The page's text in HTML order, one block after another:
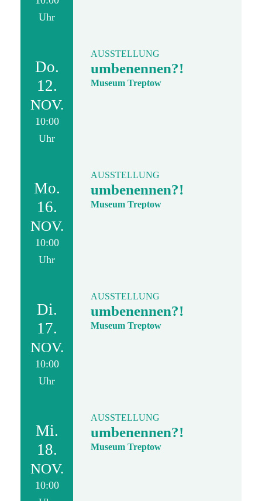
Uhr
Do.
12.
NOV.
10:00
Uhr
AUSSTELLUNG
umbenennen?!
Museum Treptow
Mo.
16.
NOV.
10:00
Uhr
AUSSTELLUNG
umbenennen?!
Museum Treptow
Di.
17.
NOV.
10:00
Uhr
AUSSTELLUNG
umbenennen?!
Museum Treptow
Mi.
18.
NOV.
10:00
AUSSTELLUNG
umbenennen?!
Museum Treptow